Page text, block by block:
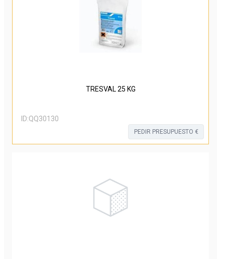
TRESVAL 25 KG
ID:QQ30130
PEDIR PRESUPUESTO €